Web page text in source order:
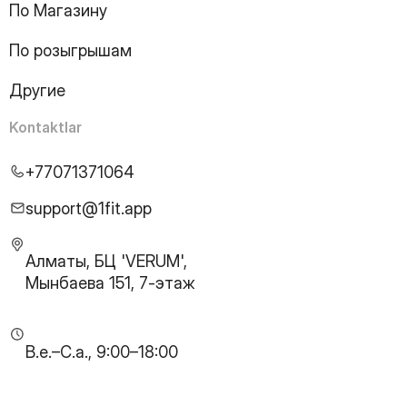
По Магазину
По розыгрышам
Другие
Kontaktlar
+77071371064
support@1fit.app
Алматы, БЦ 'VERUM',
Мынбаева 151, 7-этаж
B.e.–C.a., 9:00–18:00